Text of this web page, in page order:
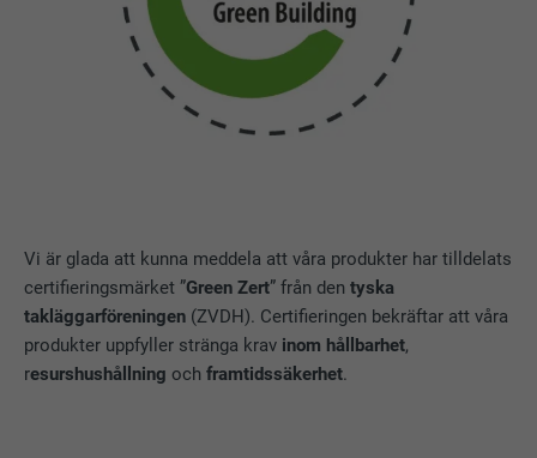
Vi är glada att kunna meddela att våra produkter har tilldelats
certifieringsmärket ”Green Zert” från dentyska
takläggarföreningen (ZVDH). Certifieringen bekräftar att våra
produkter uppfyller stränga krav inom hållbarhet,
resurshushållning ochframtidssäkerhet.